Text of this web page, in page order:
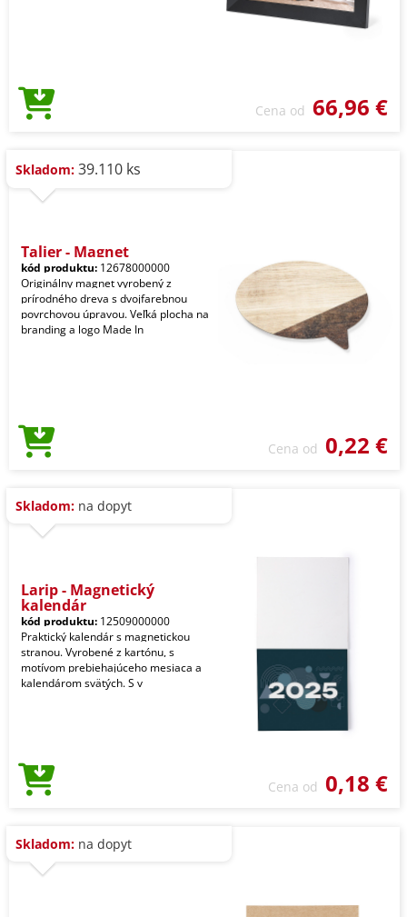
Cena od 66,96 €
Skladom: 39.110 ks
Talier - Magnet
kód produktu: 12678000000
Originálny magnet vyrobený z
prírodného dreva s dvojfarebnou
povrchovou úpravou. Veľká plocha na
branding a logo Made In
Cena od 0,22 €
Skladom: na dopyt
Larip - Magnetický
kalendár
kód produktu: 12509000000
Praktický kalendár s magnetickou
stranou. Vyrobené z kartónu, s
motívom prebiehajúceho mesiaca a
kalendárom svätých. S v
Cena od 0,18 €
Skladom: na dopyt